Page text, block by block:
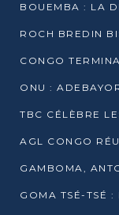
ONU :